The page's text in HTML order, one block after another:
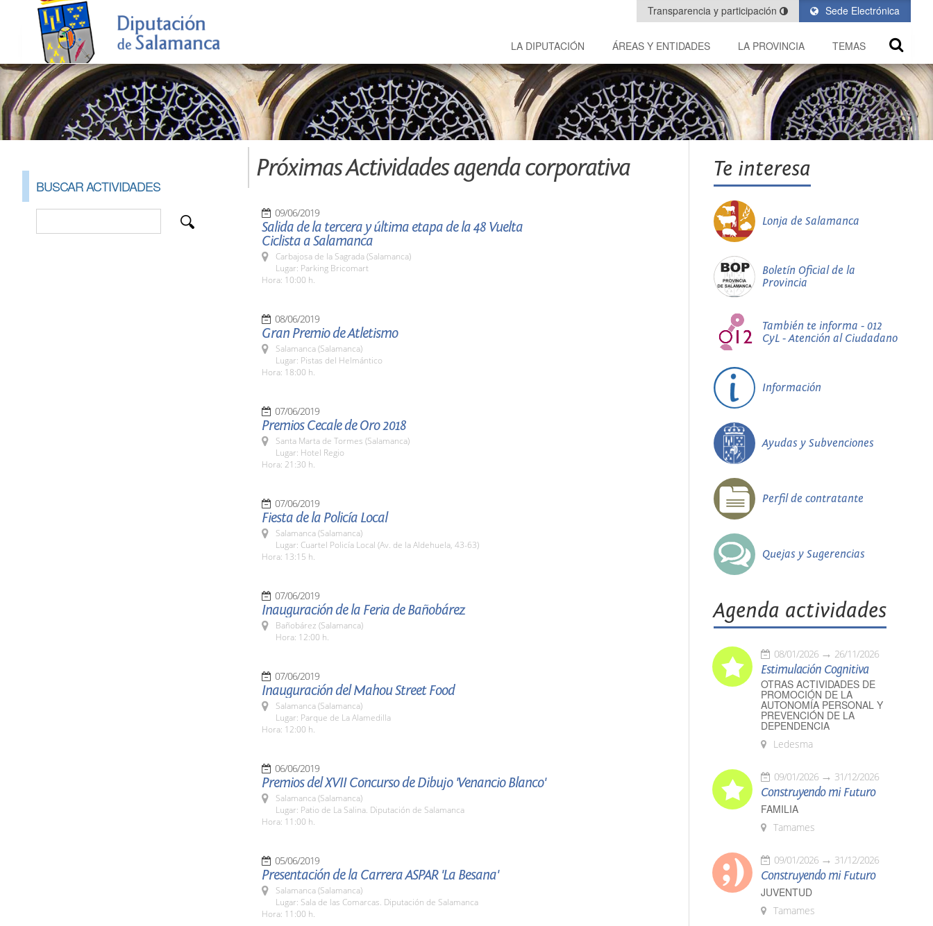
Sede Electrónica
Transparencia y participación
LA DIPUTACIÓN ÁREAS Y ENTIDADES LA PROVINCIA TEMAS
BUSCAR ACTIVIDADES
Próximas Actividades agenda corporativa
09/06/2019
Salida de la tercera y última etapa de la 48 Vuelta
Ciclista a Salamanca
Carbajosa de la Sagrada (Salamanca)
Lugar: Parking Bricomart
Hora: 10:00 h.
08/06/2019
Gran Premio de Atletismo
Salamanca (Salamanca)
Lugar: Pistas del Helmántico
Hora: 18:00 h.
07/06/2019
Premios Cecale de Oro 2018
Santa Marta de Tormes (Salamanca)
Lugar: Hotel Regio
Hora: 21:30 h.
07/06/2019
Fiesta de la Policía Local
Salamanca (Salamanca)
Lugar: Cuartel Policía Local (Av. de la Aldehuela, 43-63)
Hora: 13:15 h.
07/06/2019
Inauguración de la Feria de Bañobárez
Bañobárez (Salamanca)
Hora: 12:00 h.
07/06/2019
Inauguración del Mahou Street Food
Salamanca (Salamanca)
Lugar: Parque de La Alamedilla
Hora: 12:00 h.
06/06/2019
Premios del XVII Concurso de Dibujo 'Venancio Blanco'
Salamanca (Salamanca)
Lugar: Patio de La Salina. Diputación de Salamanca
Hora: 11:00 h.
05/06/2019
Presentación de la Carrera ASPAR 'La Besana'
Salamanca (Salamanca)
Lugar: Sala de las Comarcas. Diputación de Salamanca
Hora: 11:00 h.
Te interesa
Lonja de Salamanca
Boletín Oficial de la
Provincia
También te informa - 012
CyL - Atención al Ciudadano
Información
Ayudas y Subvenciones
Perfil de contratante
Quejas y Sugerencias
Agenda actividades
08/01/2026 26/11/2026
Estimulación Cognitiva
OTRAS ACTIVIDADES DE
PROMOCIÓN DE LA
AUTONOMÍA PERSONAL Y
PREVENCIÓN DE LA
DEPENDENCIA
Ledesma
09/01/2026 31/12/2026
Construyendo mi Futuro
FAMILIA
Tamames
09/01/2026 31/12/2026
Construyendo mi Futuro
JUVENTUD
Tamames